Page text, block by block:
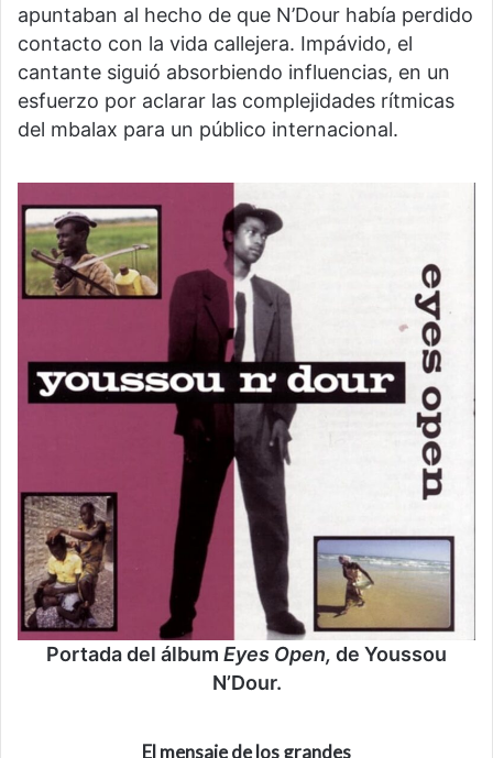
apuntaban al hecho de que N’Dour había perdido
contacto con la vida callejera. Impávido, el
cantante siguió absorbiendo influencias, en un
esfuerzo por aclarar las complejidades rítmicas
del mbalax para un público internacional.
Portada del álbum Eyes Open, de Youssou
N’Dour.
El mensaje de los grandes